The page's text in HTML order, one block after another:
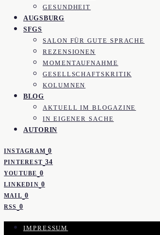
GESUNDHEIT
AUGSBURG
SFGS
SALON FÜR GUTE SPRACHE
REZENSIONEN
MOMENTAUFNAHME
GESELLSCHAFTSKRITIK
KOLUMNEN
BLOG
AKTUELL IM BLOGAZINE
IN EIGENER SACHE
AUTORIN
INSTAGRAM 0
PINTEREST 34
YOUTUBE 0
LINKEDIN 0
MAIL 0
RSS 0
IMPRESSUM